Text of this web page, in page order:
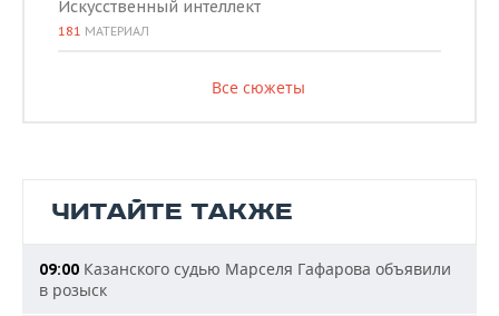
Искусственный интеллект
181 МАТЕРИАЛ
Все сюжеты
ЧИТАЙТЕ ТАКЖЕ
09:00 Казанского судью Марселя Гафарова объявили
в розыск